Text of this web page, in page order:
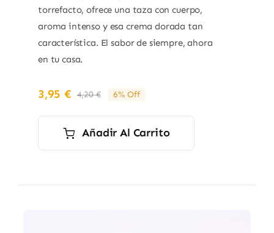
torrefacto, ofrece una taza con cuerpo,
aroma intenso y esa crema dorada tan
característica.El sabor de siempre, ahora
en tu casa.
4,20€El
precio
original
era:
4,20 €.
3,95€
El
precio
actual
es:
3,95 €.
6% Off
Añadir Al Carrito